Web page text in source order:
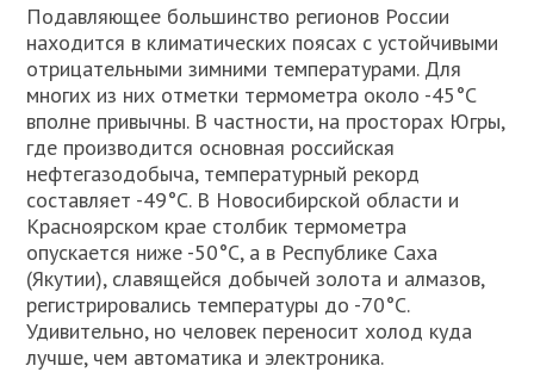
Подавляющее большинство регионов России
находится в климатических поясах с устойчивыми
отрицательными зимними температурами. Для
многих из них отметки термометра около -45°С
вполне привычны. В частности, на просторах Югры,
где производится основная российская
нефтегазодобыча, температурный рекорд
составляет -49°С. В Новосибирской области и
Красноярском крае столбик термометра
опускается ниже -50°С, а в Республике Саха
(Якутии), славящейся добычей золота и алмазов,
регистрировались температуры до -70°С.
Удивительно, но человек переносит холод куда
лучше, чем автоматика и электроника.